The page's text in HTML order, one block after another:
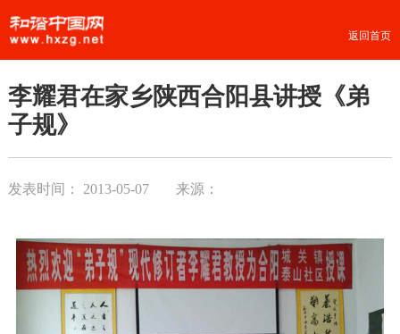
返回首页
李耀君在家乡陕西合阳县讲授《弟
子规》
发表时间： 2013-05-07 来源：